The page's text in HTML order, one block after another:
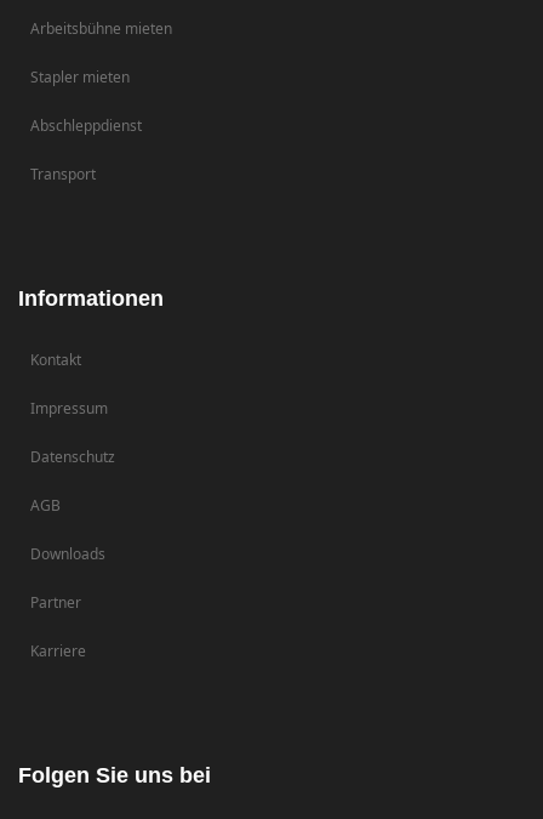
Arbeitsbühne mieten
Stapler mieten
Abschleppdienst
Transport
Informationen
Kontakt
Impressum
Datenschutz
AGB
Downloads
Partner
Karriere
Folgen Sie uns bei